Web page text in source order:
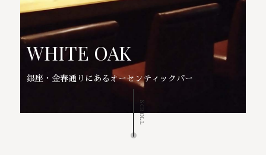
WHITE OAK
銀座・金春通りにあるオーセンティックバー
Scroll